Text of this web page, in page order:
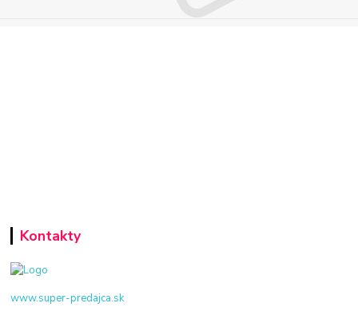
Kontakty
www.super-predajca.sk